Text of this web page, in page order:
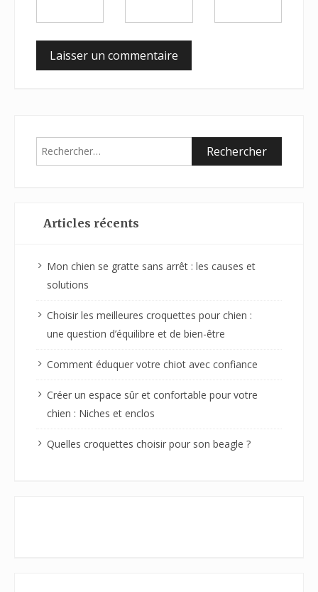
Rechercher :
Articles récents
Mon chien se gratte sans arrêt : les causes et
solutions
Choisir les meilleures croquettes pour chien :
une question d’équilibre et de bien-être
Comment éduquer votre chiot avec confiance
Créer un espace sûr et confortable pour votre
chien : Niches et enclos
Quelles croquettes choisir pour son beagle ?